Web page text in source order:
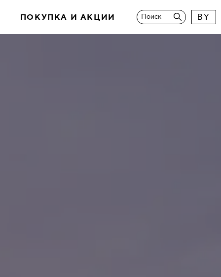
ПОКУПКА И АКЦИИ Поиск BY